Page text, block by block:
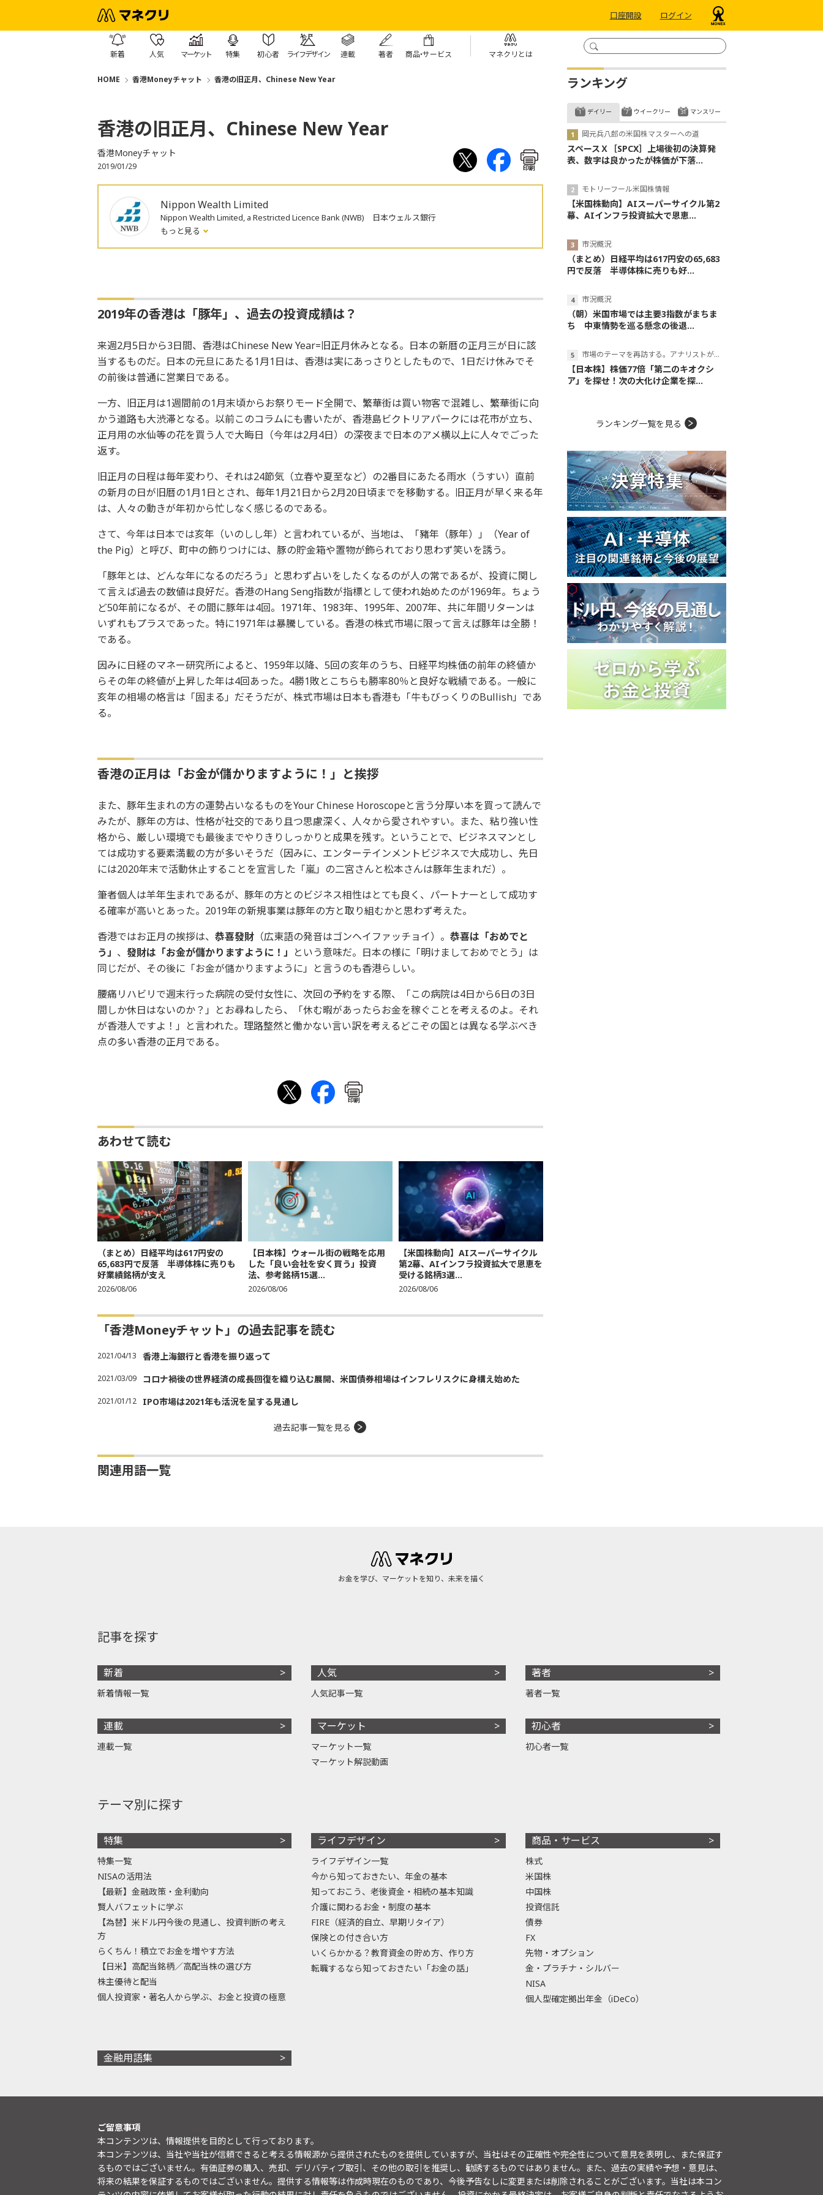
口座開設 ログイン
新着 人気 マーケット 特集 初心者 ライフデザイン 連載 著者 商品・サービス マネクリとは
HOME 香港Moneyチャット 香港の旧正月、Chinese New Year
香港の旧正月、Chinese New Year
香港Moneyチャット
2019/01/29 印刷
Nippon Wealth Limited
Nippon Wealth Limited, a Restricted Licence Bank (NWB) 日本ウェルス銀行
もっと見る
2019年の香港は「豚年」、過去の投資成績は？
来週2月5日から3日間、香港はChinese New Year=旧正月休みとなる。日本の新暦の正月三が日に該
当するものだ。日本の元旦にあたる1月1日は、香港は実にあっさりとしたもので、1日だけ休みでそ
の前後は普通に営業日である。
一方、旧正月は1週間前の1月末頃からお祭りモード全開で、繁華街は買い物客で混雑し、繁華街に向
かう道路も大渋滞となる。以前このコラムにも書いたが、香港島ビクトリアパークには花市が立ち、
正月用の水仙等の花を買う人で大晦日（今年は2月4日）の深夜まで日本のアメ横以上に人々でごった
返す。
旧正月の日程は毎年変わり、それは24節気（立春や夏至など）の2番目にあたる雨水（うすい）直前
の新月の日が旧暦の1月1日とされ、毎年1月21日から2月20日頃までを移動する。旧正月が早く来る年
は、人々の動きが年初から忙しなく感じるのである。
さて、今年は日本では亥年（いのしし年）と言われているが、当地は、「豬年（豚年）」（Year of
the Pig）と呼び、町中の飾りつけには、豚の貯金箱や置物が飾られており思わず笑いを誘う。
「豚年とは、どんな年になるのだろう」と思わず占いをしたくなるのが人の常であるが、投資に関し
て言えば過去の数値は良好だ。香港のHang Seng指数が指標として使われ始めたのが1969年。ちょう
ど50年前になるが、その間に豚年は4回。1971年、1983年、1995年、2007年、共に年間リターンは
いずれもプラスであった。特に1971年は暴騰している。香港の株式市場に限って言えば豚年は全勝！
である。
因みに日経のマネー研究所によると、1959年以降、5回の亥年のうち、日経平均株価の前年の終値か
らその年の終値が上昇した年は4回あった。4勝1敗とこちらも勝率80％と良好な戦績である。一般に
亥年の相場の格言は「固まる」だそうだが、株式市場は日本も香港も「牛もびっくりのBullish」であ
る。
香港の正月は「お金が儲かりますように！」と挨拶
また、豚年生まれの方の運勢占いなるものをYour Chinese Horoscopeと言う分厚い本を買って読んで
みたが、豚年の方は、性格が社交的であり且つ思慮深く、人々から愛されやすい。また、粘り強い性
格から、厳しい環境でも最後までやりきりしっかりと成果を残す。ということで、ビジネスマンとし
ては成功する要素満載の方が多いそうだ（因みに、エンターテインメントビジネスで大成功し、先日
には2020年末で活動休止することを宣言した「嵐」の二宮さんと松本さんは豚年生まれだ）。
筆者個人は羊年生まれであるが、豚年の方とのビジネス相性はとても良く、パートナーとして成功す
る確率が高いとあった。2019年の新規事業は豚年の方と取り組むかと思わず考えた。
香港ではお正月の挨拶は、 恭喜發財（広東語の発音はゴンヘイファッチョイ）。 恭喜は「おめでと
う」 、 發財は「お金が儲かりますように！」 という意味だ。日本の様に「明けましておめでとう」は
同じだが、その後に「お金が儲かりますように」と言うのも香港らしい。
腰痛リハビリで週末行った病院の受付女性に、次回の予約をする際、「この病院は4日から6日の3日
間しか休日はないのか？」とお尋ねしたら、「休む暇があったらお金を稼ぐことを考えるのよ。それ
が香港人ですよ！」と言われた。理路整然と働かない言い訳を考えるどこぞの国とは異なる学ぶべき
点の多い香港の正月である。
印刷
あわせて読む
（まとめ）日経平均は617円安の
65,683円で反落 半導体株に売りも
好業績銘柄が支え
2026/08/06
【日本株】ウォール街の戦略を応用
した「良い会社を安く買う」投資
法、参考銘柄15選...
2026/08/06
【米国株動向】AIスーパーサイクル
第2幕、AIインフラ投資拡大で恩恵を
受ける銘柄3選...
2026/08/06
「香港Moneyチャット」の過去記事を読む
2021/04/13 香港上海銀行と香港を振り返って
2021/03/09 コロナ禍後の世界経済の成長回復を織り込む展開、米国債券相場はインフレリスクに身構え始めた
2021/01/12 IPO市場は2021年も活況を呈する見通し
過去記事一覧を見る
関連用語一覧
ランキング
デイリー
岡元兵八郎の米国株マスターへの道
スペースＸ［SPCX］上場後初の決算発
表、数字は良かったが株価が下落...
モトリーフール米国株情報
【米国株動向】AIスーパーサイクル第2
幕、AIインフラ投資拡大で恩恵...
市況概況
（まとめ）日経平均は617円安の65,683
円で反落 半導体株に売りも好...
市況概況
（朝）米国市場では主要3指数がまちま
ち 中東情勢を巡る懸念の後退...
市場のテーマを再訪する。アナリストが読み解くテーマの本質
【日本株】株価77倍「第二のキオクシ
ア」を探せ！次の大化け企業を探...
ウイークリー マンスリー
ランキング一覧を見る
お金を学び、マーケットを知り、未来を描く
記事を探す
新着
新着情報一覧
連載
連載一覧
人気
人気記事一覧
マーケット
マーケット一覧
マーケット解説動画
著者
著者一覧
初心者
初心者一覧
テーマ別に探す
特集
特集一覧
NISAの活用法
【最新】金融政策・金利動向
賢人バフェットに学ぶ
【為替】米ドル円今後の見通し、投資判断の考え
方
らくちん！積立でお金を増やす方法
【日米】高配当銘柄／高配当株の選び方
株主優待と配当
個人投資家・著名人から学ぶ、お金と投資の極意
ライフデザイン
ライフデザイン一覧
今から知っておきたい、年金の基本
知っておこう、老後資金・相続の基本知識
介護に関わるお金・制度の基本
FIRE（経済的自立、早期リタイア）
保険との付き合い方
いくらかかる？教育資金の貯め方、作り方
転職するなら知っておきたい「お金の話」
商品・サービス
株式
米国株
中国株
投資信託
債券
FX
先物・オプション
金・プラチナ・シルバー
NISA
個人型確定拠出年金（iDeCo）
金融用語集
ご留意事項
本コンテンツは、情報提供を目的として行っております。
本コンテンツは、当社や当社が信頼できると考える情報源から提供されたものを提供していますが、当社はその正確性や完全性について意見を表明し、また保証す
るものではございません。有価証券の購入、売却、デリバティブ取引、その他の取引を推奨し、勧誘するものではありません。また、過去の実績や予想・意見は、
将来の結果を保証するものではございません。提供する情報等は作成時現在のものであり、今後予告なしに変更または削除されることがございます。当社は本コン